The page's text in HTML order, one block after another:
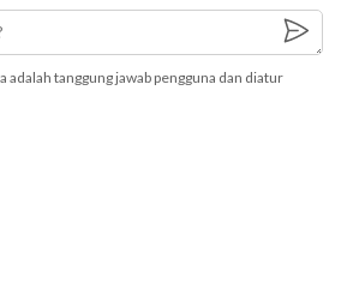
adalah tanggung jawab pengguna dan diatur